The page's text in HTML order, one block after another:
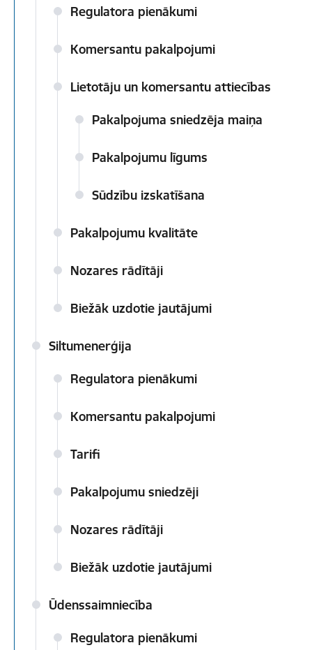
Regulatora pienākumi
Komersantu pakalpojumi
Lietotāju un komersantu attiecības
Pakalpojuma sniedzēja maiņa
Pakalpojumu līgums
Sūdzību izskatīšana
Pakalpojumu kvalitāte
Nozares rādītāji
Biežāk uzdotie jautājumi
Siltumenerģija
Regulatora pienākumi
Komersantu pakalpojumi
Tarifi
Pakalpojumu sniedzēji
Nozares rādītāji
Biežāk uzdotie jautājumi
Ūdenssaimniecība
Regulatora pienākumi